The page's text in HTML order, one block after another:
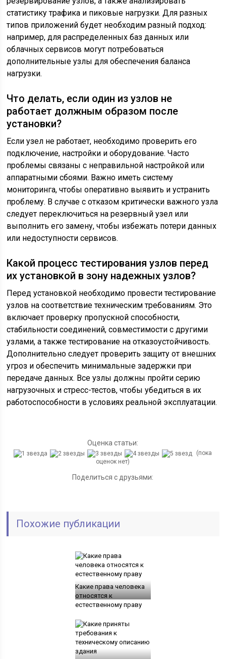
статистику трафика и пиковые нагрузки. Для разных
типов приложений будет необходим разный подход:
например, для распределенных баз данных или
облачных сервисов могут потребоваться
дополнительные узлы для обеспечения баланса
нагрузки.
Что делать, если один из узлов не
работает должным образом после
установки?
Если узел не работает, необходимо проверить его
подключение, настройки и оборудование. Часто
проблемы связаны с неправильной настройкой или
аппаратными сбоями. Важно иметь систему
мониторинга, чтобы оперативно выявить и устранить
проблему. В случае с отказом критически важного узла
следует переключиться на резервный узел или
выполнить его замену, чтобы избежать потери данных
или недоступности сервисов.
Какой процесс тестирования узлов перед
их установкой в зону надежных узлов?
Перед установкой необходимо провести тестирование
узлов на соответствие техническим требованиям. Это
включает проверку пропускной способности,
стабильности соединений, совместимости с другими
узлами, а также тестирование на отказоустойчивость.
Дополнительно следует проверить защиту от внешних
угроз и обеспечить минимальные задержки при
передаче данных. Все узлы должны пройти серию
нагрузочных и стресс-тестов, чтобы убедиться в их
работоспособности в условиях реальной эксплуатации.
Оценка статьи:
(пока
оценок нет)
Поделиться с друзьями:
Похожие публикации
Какие права человека
относятся к
естественному праву